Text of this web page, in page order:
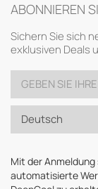
ABONNIEREN
Sichern Sie sich
exklusiven Deals
Deutsch
Mit der
automatisierte